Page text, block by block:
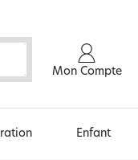
Mon Compte
Enfant